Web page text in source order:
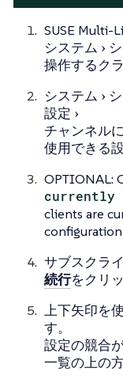
SUSE Multi-
システム
操作するク
システム
設定
チャンネル
使用できる
OPTIONAL:
currently
clients are
サブスクラ
続行をクリ
上下矢印を
す。
設定の競合
一覧の上の